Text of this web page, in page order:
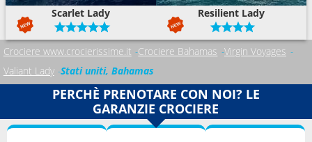
Scarlet Lady Resilient Lady
Crociere www.crocierissime.it Crociere Bahamas Virgin Voyages
Valiant Lady Stati uniti, Bahamas
PERCHÈ PRENOTARE CON NOI? LE
GARANZIE CROCIERE